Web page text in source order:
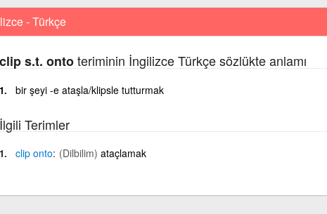
- Türkçe
clip s.t. ontoteriminin İngilizce Türkçe sözlükte anlamı
bir şeyi -e ataşla/klipsle tutturmak
İlgili Terimler
clip onto (Dilbilim) ataçlamak